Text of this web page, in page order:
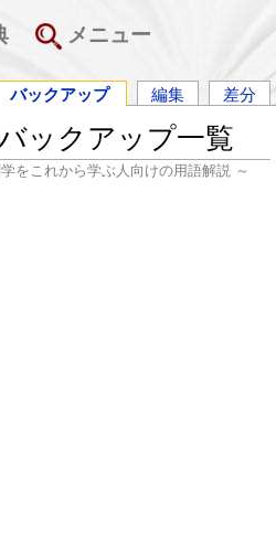
メニュー
バックアップ 編集 差分
ックアップ一覧
をこれから学ぶ人向けの用語解説 ～